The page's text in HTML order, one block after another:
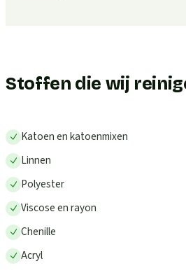
Stoffen die wij
Katoen en katoenmixen
Linnen
Polyester
Viscose en rayon
Chenille
Acryl